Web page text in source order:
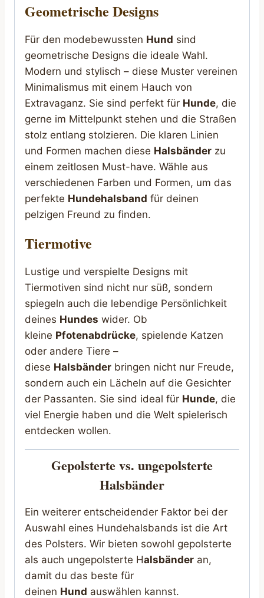
Geometrische Designs
Für den modebewussten Hund sind
geometrische Designs die ideale Wahl.
Modern und stylisch – diese Muster vereinen
Minimalismus mit einem Hauch von
Extravaganz. Sie sind perfekt für Hunde, die
gerne im Mittelpunkt stehen und die Straßen
stolz entlang stolzieren. Die klaren Linien
und Formen machen diese Halsbänder zu
einem zeitlosen Must-have. Wähle aus
verschiedenen Farben und Formen, um das
perfekte Hundehalsband für deinen
pelzigen Freund zu finden.
Tiermotive
Lustige und verspielte Designs mit
Tiermotiven sind nicht nur süß, sondern
spiegeln auch die lebendige Persönlichkeit
deines Hundes wider. Ob
kleine Pfotenabdrücke, spielende Katzen
oder andere Tiere –
diese Halsbänder bringen nicht nur Freude,
sondern auch ein Lächeln auf die Gesichter
der Passanten. Sie sind ideal für Hunde, die
viel Energie haben und die Welt spielerisch
entdecken wollen.
Gepolsterte vs. ungepolsterte
Halsbänder
Ein weiterer entscheidender Faktor bei der
Auswahl eines Hundehalsbands ist die Art
des Polsters. Wir bieten sowohl gepolsterte
als auch ungepolsterte Halsbänder an,
damit du das beste für
deinen Hund auswählen kannst.